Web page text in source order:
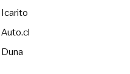
Icarito
Auto.cl
DunaOpens in new window